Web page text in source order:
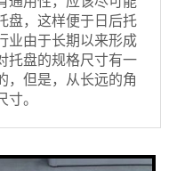
盘，这样便于日后托
业由于长期以来形成
托盘的规格尺寸有一
，但是，从长远的角
。